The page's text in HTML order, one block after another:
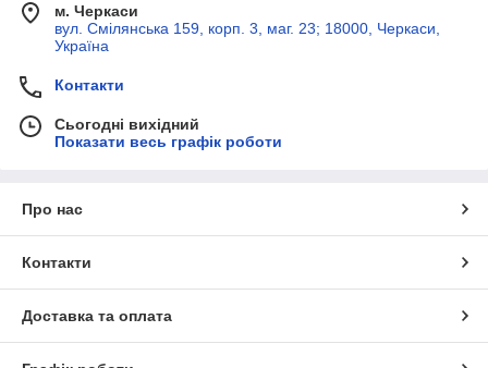
м. Черкаси
вул. Смілянська 159, корп. 3, маг. 23; 18000, Черкаси,
Україна
Контакти
Сьогодні вихідний
Показати весь графік роботи
Про нас
Контакти
Доставка та оплата